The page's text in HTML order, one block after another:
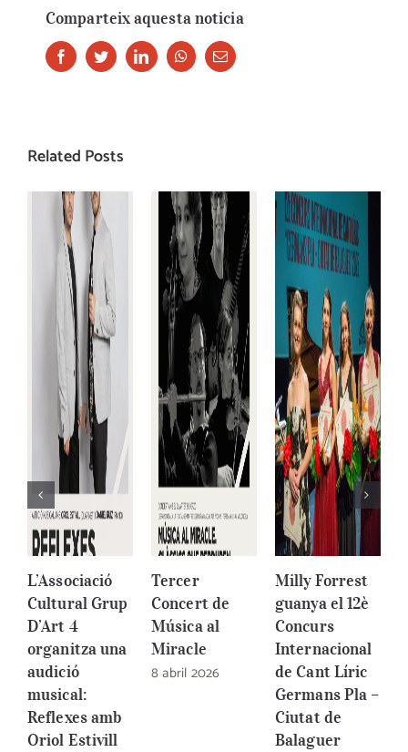
Comparteix aquesta noticia
FacebookTwitterLinkedInWhatsappEmail
Related Posts
L’Associació
Cultural Grup
D’Art 4
organitza una
audició
musical:
Reflexes amb
Oriol Estivill
Tercer
Concert de
Música al
Miracle
8 abril 2026
Milly Forrest
guanya el 12è
Concurs
Internacional
de Cant Líric
Germans Pla –
Ciutat de
Balaguer